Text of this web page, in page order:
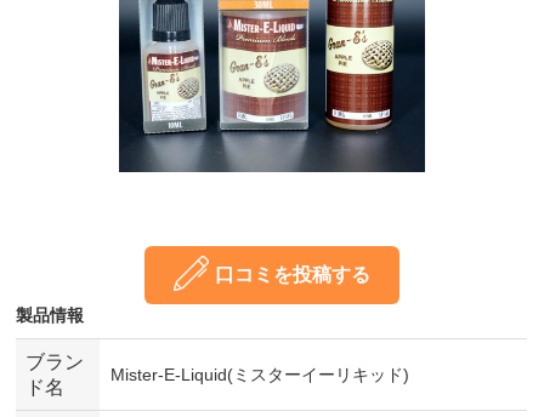
口コミを投稿する
製品情報
ブラン
ド名
Mister-E-Liquid(ミスターイーリキッド)